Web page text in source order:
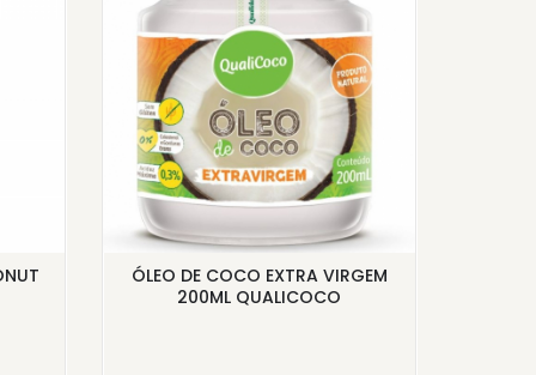
ÓLEO DE COCO EXTRA VIRGEM
200ML QUALICOCO